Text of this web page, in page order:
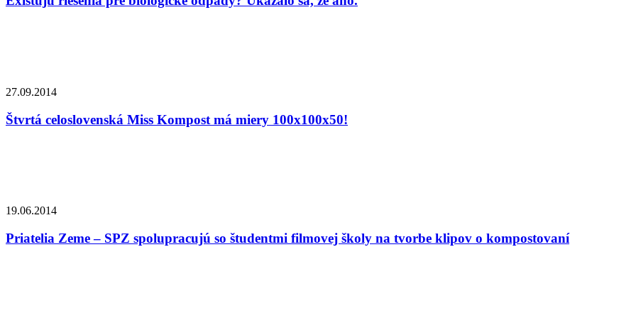
27.09.2014
Štvrtá celoslovenská Miss Kompost má miery 100x100x50!
19.06.2014
Priatelia Zeme – SPZ spolupracujú so študentmi filmovej školy na tvorbe klipov o kompostovaní